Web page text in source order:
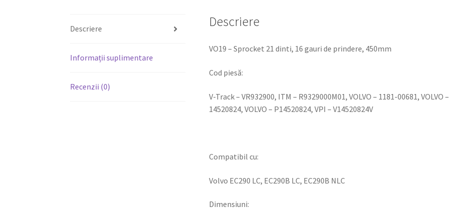
Descriere
Informații suplimentare
Recenzii (0)
Descriere
VO19 – Sprocket 21 dinti, 16 gauri de prindere, 450mm
Cod piesă:
V-Track – VR932900, ITM – R9329000M01, VOLVO – 1181-00681, VOLVO –
14520824, VOLVO – P14520824, VPI – V14520824V
Compatibil cu:
Volvo EC290 LC, EC290B LC, EC290B NLC
Dimensiuni: